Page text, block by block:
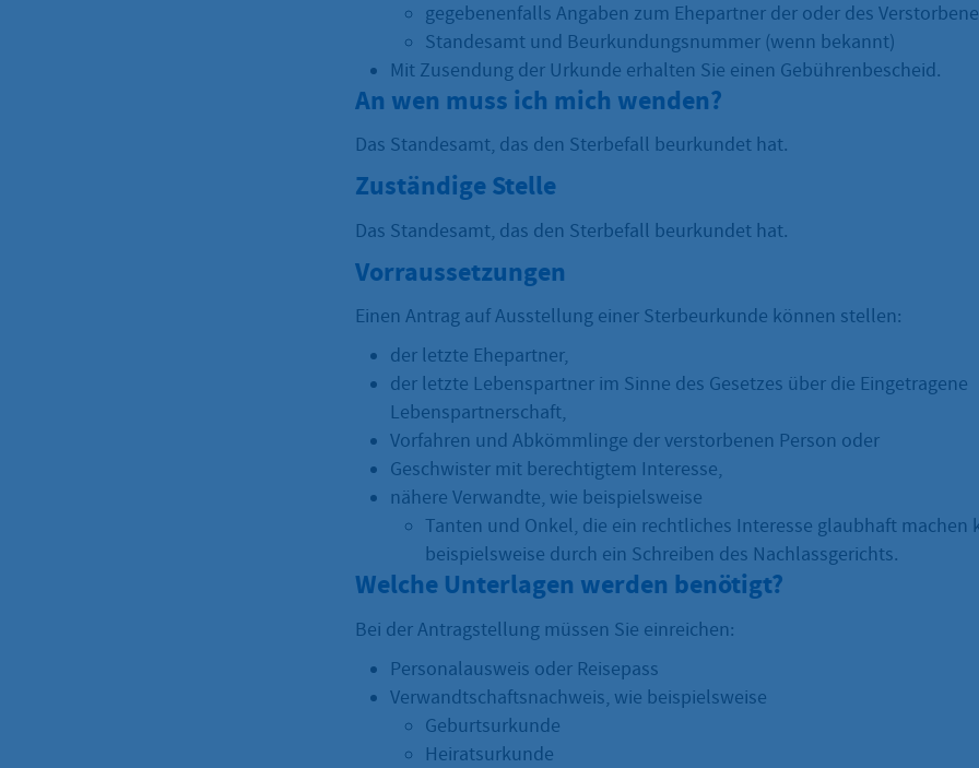
gegebenenfalls Angaben zum Ehepartner der oder des
Standesamt und Beurkundungsnummer (wenn bekannt)
Mit Zusendung der Urkunde erhalten Sie einen Gebührenbescheid.
An wen muss ich mich wenden?
Das Standesamt, das den Sterbefall beurkundet hat.
Zuständige Stelle
Das Standesamt, das den Sterbefall beurkundet hat.
Vorraussetzungen
Einen Antrag auf Ausstellung einer Sterbeurkunde können stellen:
der letzte Ehepartner,
der letzte Lebenspartner im Sinne des Gesetzes über die Eingetragene
Lebenspartnerschaft,
Vorfahren und Abkömmlinge der verstorbenen Person oder
Geschwister mit berechtigtem Interesse,
nähere Verwandte, wie beispielsweise
Tanten und Onkel, die ein rechtliches Interesse glaubhaft machen
beispielsweise durch ein Schreiben des Nachlassgerichts.
Welche Unterlagen werden benötigt?
Bei der Antragstellung müssen Sie einreichen:
Personalausweis oder Reisepass
Verwandtschaftsnachweis, wie beispielsweise
Geburtsurkunde
Heiratsurkunde